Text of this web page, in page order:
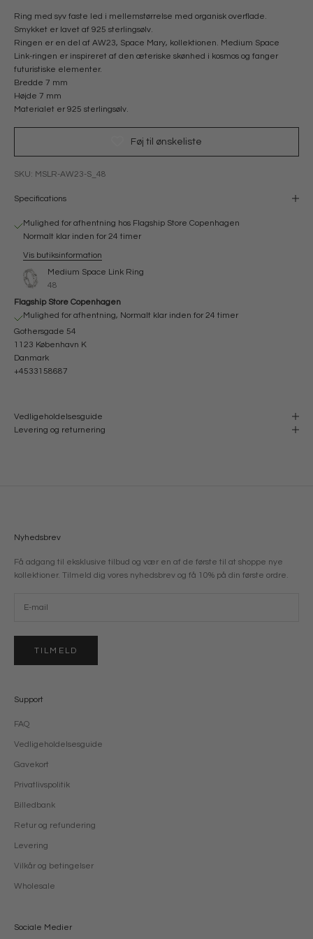
Ring med syv faste led i mellemstørrelse med organisk overflade.
Smykket er lavet af 925 sterlingsølv.
Ringen er en del af AW23, Space Mary, kollektionen. Medium Space
Link-ringen er inspireret af den æteriske skønhed i kosmos og fanger
futuristiske elementer.
Bredde 7 mm
Højde 7 mm
Materialet er 925 sterlingsølv.
Føj til ønskeliste
SKU: MSLR-AW23-S_48
Specifications
Mulighed for afhentning hos Flagship Store Copenhagen
Normalt klar inden for 24 timer
Vis butiksinformation
Medium Space Link Ring
48
Flagship Store Copenhagen
Mulighed for afhentning, Normalt klar inden for 24 timer
Gothersgade 54
1123 København K
Danmark
+4533158687
Vedligeholdelsesguide
Levering og returnering
Nyhedsbrev
Få adgang til eksklusive tilbud og vær en af de første til at shoppe nye
kollektioner. Tilmeld dig vores nyhedsbrev og få 10% på din første ordre.
TILMELD
Support
FAQ
Vedligeholdelsesguide
Gavekort
Privatlivspolitik
Billedbank
Retur og refundering
Levering
Vilkår og betingelser
Wholesale
Sociale Medier